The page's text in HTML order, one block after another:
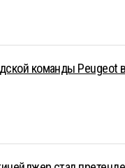
команды Peugeot в